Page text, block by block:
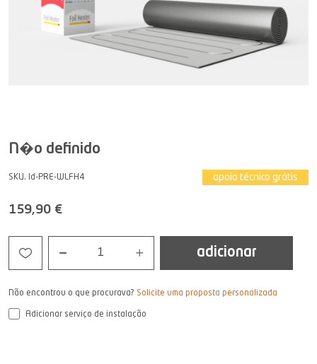
N�o definido
SKU. Id-PRE-WLFH4 apoio técnico grátis
159,90 €
1 adicionar
Não encontrou o que procurava? Solicite uma proposta personalizada
Adicionar serviço de instalação